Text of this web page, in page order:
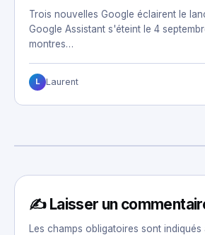
Trois nouvelles Google éclairent le
Google Assistant s'éteint le 4
montres…
L Laurent
✍️ Laisser un
Les champs obligatoires sont indiqués